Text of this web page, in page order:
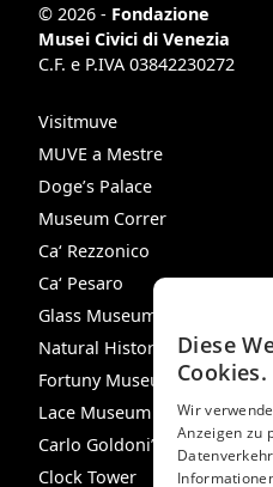
© 2026 - Fondazione
Musei Civici di Venezia
C.F. e P.IVA 03842230272
Visitmuve
MUVE a Mestre
Doge’s Palace
Museum Correr
Ca‘ Rezzonico
Ca‘ Pesaro
Glass Museum
Natural History Museum
Fortuny Museum
Lace Museum
Carlo Goldoni’s House
Clock Tower
Diese
Cookies.
Wir
Anzeigen zu